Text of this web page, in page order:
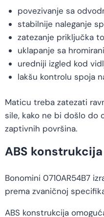
povezivanje sa
stabilnije naleganje
zatezanje priključka
uklapanje sa
uredniji izgled kod
lakšu kontrolu spoja
Maticu treba zatezati
sile, kako ne bi došlo do
zaptivnih površina.
ABS konstrukcija
Bonomini 0710AR54B7
prema zvaničnoj
ABS konstrukcija